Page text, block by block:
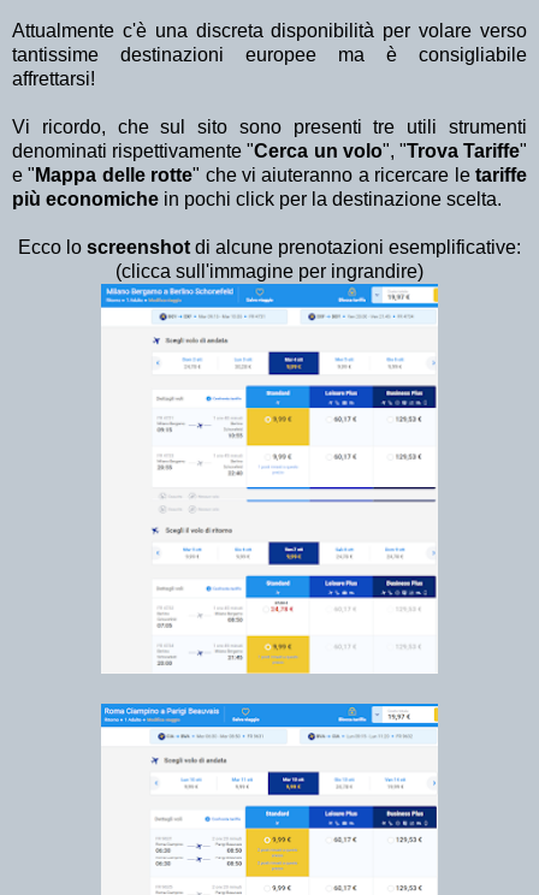
Attualmente c'è una discreta disponibilità per volare verso
tantissime destinazioni europee ma è consigliabile
affrettarsi!
Vi ricordo, che sul sito sono presenti tre utili strumenti
denominati rispettivamente "Cerca un volo", "Trova Tariffe"
e " Mappa delle rotte" che vi aiuteranno a ricercare letariffe
più economiche in pochi click per la destinazione scelta.
Ecco lo screenshot di alcune prenotazioni esemplificative:
(clicca sull'immagine per ingrandire)